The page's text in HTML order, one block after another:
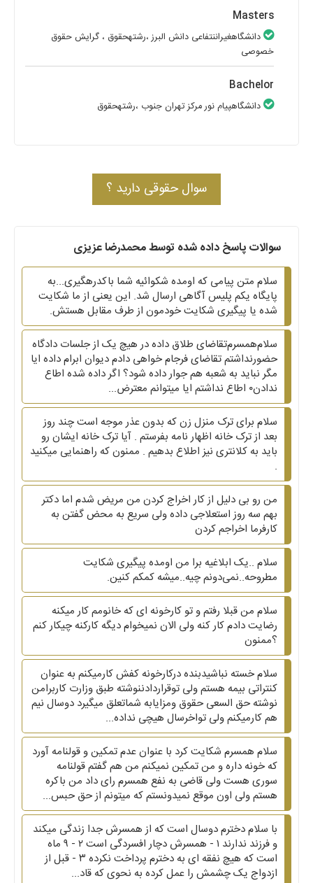
Masters
دانشگاهغیراننتفاعی دانش البرز ،رشتهحقوق ، گرایش حقوق
خصوصی
Bachelor
دانشگاهپیام نور مرکز تهران جنوب ،رشتهحقوق
سوال حقوقی دارید ؟
سوالات پاسخ داده شده توسط محمدرضا عزیزی
سلام متن پیامی که اومده شکوائیه شما باکدرهگیری...به
پایگاه یکم پلیس آگاهی ارسال شد. این یعنی از ما شکایت
شده یا پیگیری شکایت خودمون از طرف مقابل هستش.
سلام‌همسرم‌تقاضای طلاق داده در هیچ یک از جلسات دادگاه
حضورنداشتم تقاضای فرجام خواهی دادم دیوان ابرام داده ایا
مگر نباید به شعبه هم جوار داده شود؟ اگر داده شده اطاع
ندادن۰ اطاع نداشتم ایا میتوانم معترض...
سلام برای ترک منزل زن که بدون عذر موجه است چند روز
بعد از ترک خانه اظهار نامه بفرستم . آیا ترک خانه ایشان رو
باید به کلانتری نیز اطلاع بدهیم . ممنون که راهنمایی میکنید
.
من رو بی دلیل از کار اخراج کردن من مریض شدم اما دکتر
بهم سه روز استعلاجی داده ولی سریع به محض گفتن به
کارفرما اخراجم کردن
سلام ..یک ابلاغیه برا من اومده پیگیری شکایت
مطروحه..نمی‌دونم چیه..میشه کمکم کنین.
سلام من قبلا رفتم و تو کارخونه ای که خانومم کار میکنه
رضایت دادم کار کنه ولی الان نمیخوام دیگه کارکنه چیکار کنم
؟ممنون
سلام خسته نباشیدبنده درکارخونه کفش کارمیکنم به عنوان
کنتراتی بیمه هستم ولی توقراردادننوشته طبق وزارت کاربرامن
نوشته حق السعی حقوق ومزایابه شماتعلق میگیرد دوسال نیم
هم کارمیکنم ولی تواخرسال هیچی نداده...
سلام همسرم شکایت کرد با عنوان عدم تمکین و قولنامه آورد
که خونه داره و من تمکین نمیکنم من هم گفتم قولنامه
سوری هست ولی قاضی به نفع همسرم رای داد من باکره
هستم ولی اون موقع نمیدونستم که میتونم از حق حبس...
با سلام دخترم دوسال است که از همسرش جدا زندگی میکند
و فرزند ندارند ۱ - همسرش دچار افسردگی است ۲ - ۹ ماه
است که هیچ نفقه ای به دخترم پرداخت نکرده ۳ - قبل از
ازدواج یک چشمش را عمل کرده به نحوی که قاد...